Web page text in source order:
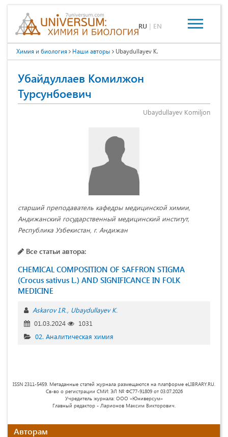
RU | EN
Химия и биология Наши авторы Ubaydullayev K.
Убайдуллаев Комилжон
Турсунбоевич
Ubaydullayev Komiljon
старший преподаватель кафедры медицинской химии,
Андижанский государственный медицинский институт,
Республика Узбекистан, г. Андижан
Все статьи автора:
CHEMICAL COMPOSITION OF SAFFRON STIGMA
(Crocus sativus L.) AND SIGNIFICANCE IN FOLK
MEDICINE
Askarov I.R. Ubaydullayev K.
01.03.2024
1031
02. Аналитическая химия
ISSN 2311-5459. Метаданные статей журнала размещаются на платформе eLIBRARY.RU.
Св-во о регистрации СМИ: ЭЛ № ФС77-91809 от 03.07.2026
Учредитель журнала: ООО «Юниверсум»
Главный редактор - Ларионов Максим Викторович.
Авторам